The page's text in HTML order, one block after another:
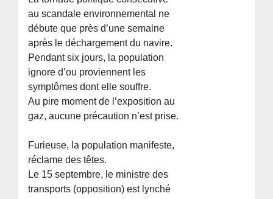
au scandale environnemental ne
débute que près d’une semaine
après le déchargement du navire.
Pendant six jours, la population
ignore d’ou proviennent les
symptômes dont elle souffre.
Au pire moment de l’exposition au
gaz, aucune précaution n’est prise.
Furieuse, la population manifeste,
réclame des têtes.
Le 15 septembre, le ministre des
transports (opposition) est lynché